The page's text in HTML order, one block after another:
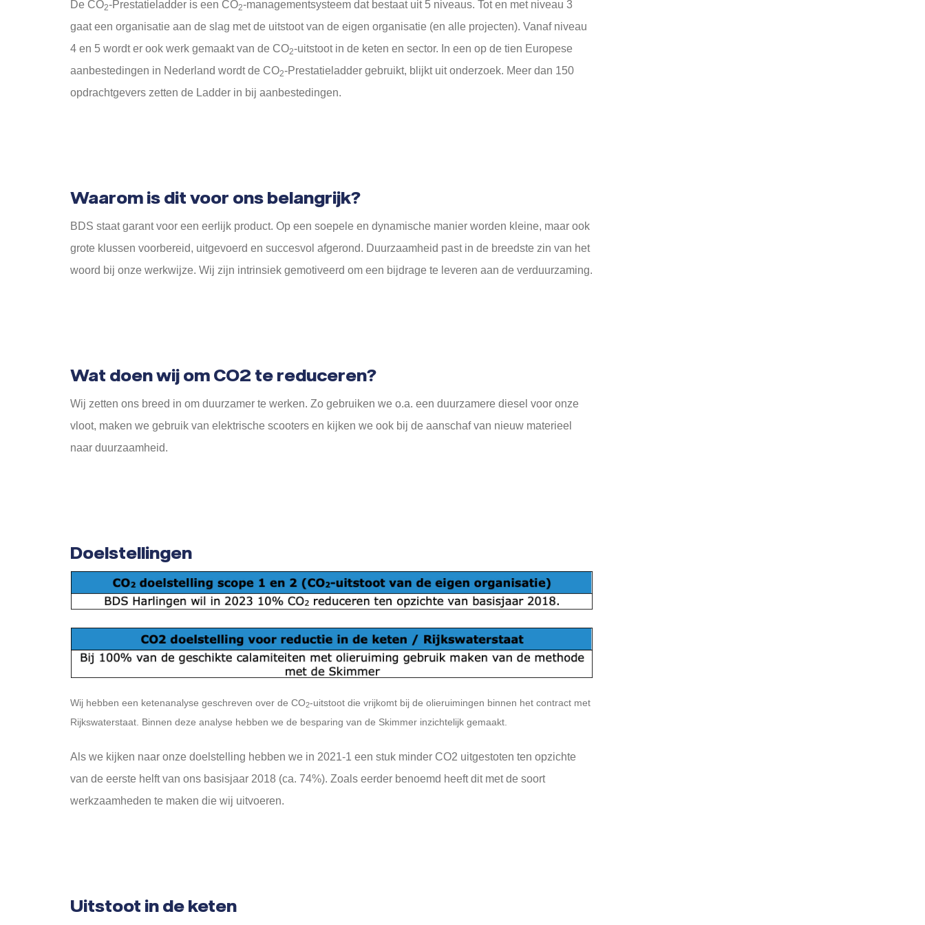
De CO2-Prestatieladder is een CO2-managementsysteem dat bestaat uit 5 niveaus. Tot en met niveau 3
gaat een organisatie aan de slag met de uitstoot van de eigen organisatie (en alle projecten). Vanaf niveau
4 en 5 wordt er ook werk gemaakt van de CO2-uitstoot in de keten en sector. In een op de tien Europese
aanbestedingen in Nederland wordt de CO2-Prestatieladder gebruikt, blijkt uit onderzoek. Meer dan 150
opdrachtgevers zetten de Ladder in bij aanbestedingen.
Waarom is dit voor ons belangrijk?
BDS staat garant voor een eerlijk product. Op een soepele en dynamische manier worden kleine, maar ook
grote klussen voorbereid, uitgevoerd en succesvol afgerond. Duurzaamheid past in de breedste zin van het
woord bij onze werkwijze. Wij zijn intrinsiek gemotiveerd om een bijdrage te leveren aan de verduurzaming.
Wat doen wij om CO2 te reduceren?
Wij zetten ons breed in om duurzamer te werken. Zo gebruiken we o.a. een duurzamere diesel voor onze
vloot, maken we gebruik van elektrische scooters en kijken we ook bij de aanschaf van nieuw materieel
naar duurzaamheid.
Doelstellingen
Wij hebben een ketenanalyse geschreven over de CO2-uitstoot die vrijkomt bij de olieruimingen binnen het contract met
Rijkswaterstaat. Binnen deze analyse hebben we de besparing van de Skimmer inzichtelijk gemaakt.
Als we kijken naar onze doelstelling hebben we in 2021-1 een stuk minder CO2 uitgestoten ten opzichte
van de eerste helft van ons basisjaar 2018 (ca. 74%). Zoals eerder benoemd heeft dit met de soort
werkzaamheden te maken die wij uitvoeren.
Uitstoot in de keten